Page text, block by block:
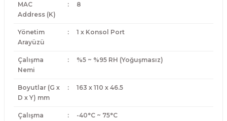
MAC
Address (K)
: 8
Yönetim
Arayüzü
: 1 x Konsol Port
Çalışma
Nemi
: %5 ~ %95 RH (Yoğuşmasız)
Boyutlar (G x
D x Y) mm
: 163 x 110 x 46.5
Çalışma
: -40°C ~ 75°C